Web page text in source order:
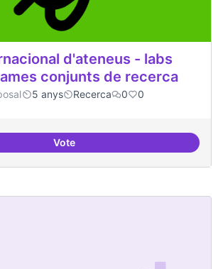
d'ateneus - labs
conjunts de recerca
5 anys Recerca 0 0
VoteXarxa internacional d'ateneus -